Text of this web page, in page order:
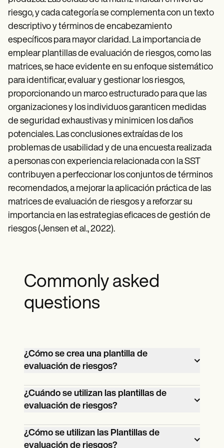
riesgo, y cada categoría se complementa con un texto
descriptivo y términos de encabezamiento
específicos para mayor claridad. La importancia de
emplear plantillas de evaluación de riesgos, como las
matrices, se hace evidente en su enfoque sistemático
para identificar, evaluar y gestionar los riesgos,
proporcionando un marco estructurado para que las
organizaciones y los individuos garanticen medidas
de seguridad exhaustivas y minimicen los daños
potenciales. Las conclusiones extraídas de los
problemas de usabilidad y de una encuesta realizada
a personas con experiencia relacionada con la SST
contribuyen a perfeccionar los conjuntos de términos
recomendados, a mejorar la aplicación práctica de las
matrices de evaluación de riesgos y a reforzar su
importancia en las estrategias eficaces de gestión de
riesgos (Jensen et al., 2022).
Commonly asked
questions
¿Cómo se crea una plantilla de
evaluación de riesgos?
Carepatron tiene una Plantilla de
evaluación de riesgos lista para usar
¿Cuándo se utilizan las plantillas de
evaluación de riesgos?
Las Plantillas de evaluación de riesgos se
utilizan para identificar, analizar y evaluar
¿Cómo se utilizan las Plantillas de
evaluación de riesgos?